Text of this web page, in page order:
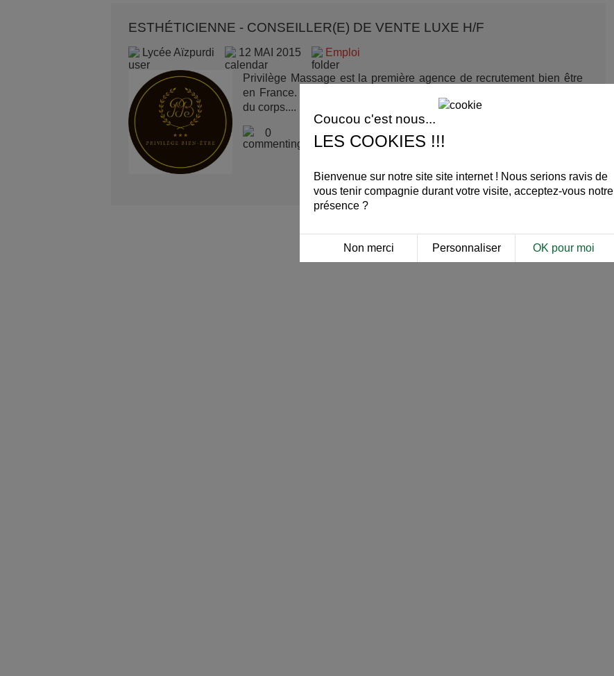
ESTHÉTICIENNE - CONSEILLER(E) DE VENTE LUXE H/F
Lycée Aïzpurdi 12 MAI 2015 Emploi
Privilège Massage est la première agence de recrutement bien être
en France. Nous sommes spécialisés dans le massage et les soins
du corps....
0
Coucou c'est nous...
LES COOKIES !!!
Bienvenue sur notre site site internet ! Nous serions ravis de
vous tenir compagnie durant votre visite, acceptez-vous notre
présence ?
Non merci Personnaliser OK pour moi